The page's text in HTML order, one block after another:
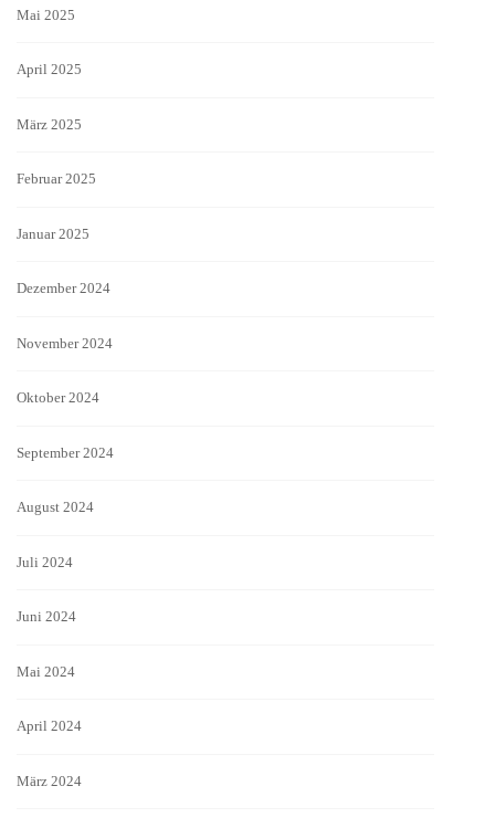
Mai 2025
April 2025
März 2025
Februar 2025
Januar 2025
Dezember 2024
November 2024
Oktober 2024
September 2024
August 2024
Juli 2024
Juni 2024
Mai 2024
April 2024
März 2024